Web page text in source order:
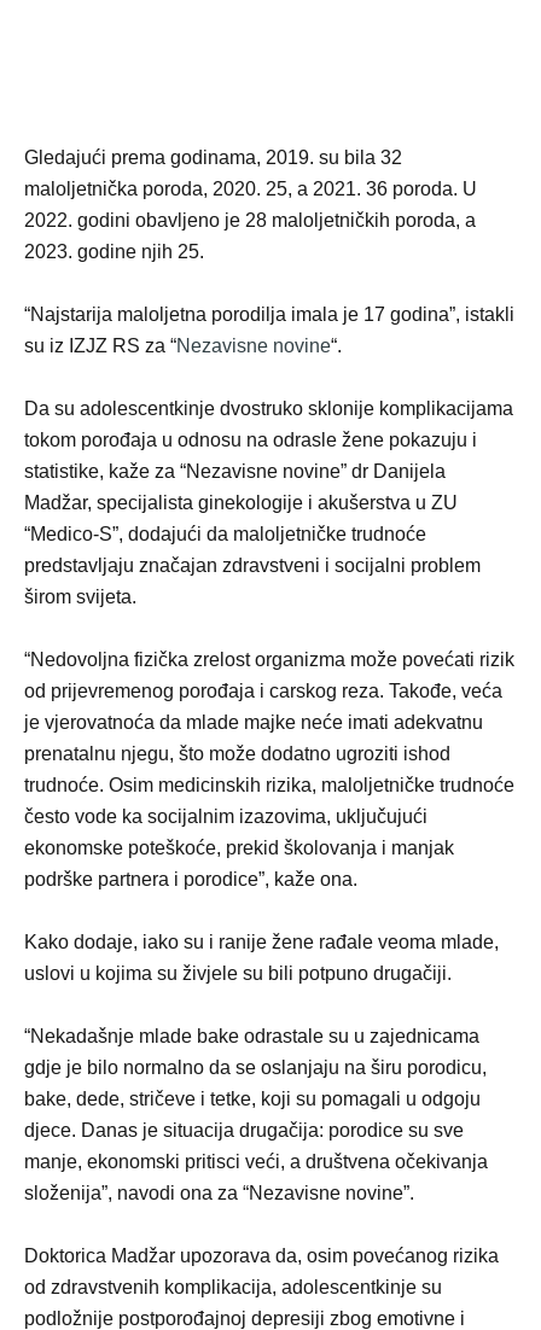
Gledajući prema godinama, 2019. su bila 32
maloljetnička poroda, 2020. 25, a 2021. 36 poroda. U
2022. godini obavljeno je 28 maloljetničkih poroda, a
2023. godine njih 25.
“Najstarija maloljetna porodilja imala je 17 godina”, istakli
su iz IZJZ RS za “Nezavisne novine“.
Da su adolescentkinje dvostruko sklonije komplikacijama
tokom porođaja u odnosu na odrasle žene pokazuju i
statistike, kaže za “Nezavisne novine” dr Danijela
Madžar, specijalista ginekologije i akušerstva u ZU
“Medico-S”, dodajući da maloljetničke trudnoće
predstavljaju značajan zdravstveni i socijalni problem
širom svijeta.
“Nedovoljna fizička zrelost organizma može povećati rizik
od prijevremenog porođaja i carskog reza. Takođe, veća
je vjerovatnoća da mlade majke neće imati adekvatnu
prenatalnu njegu, što može dodatno ugroziti ishod
trudnoće. Osim medicinskih rizika, maloljetničke trudnoće
često vode ka socijalnim izazovima, uključujući
ekonomske poteškoće, prekid školovanja i manjak
podrške partnera i porodice”, kaže ona.
Kako dodaje, iako su i ranije žene rađale veoma mlade,
uslovi u kojima su živjele su bili potpuno drugačiji.
“Nekadašnje mlade bake odrastale su u zajednicama
gdje je bilo normalno da se oslanjaju na širu porodicu,
bake, dede, stričeve i tetke, koji su pomagali u odgoju
djece. Danas je situacija drugačija: porodice su sve
manje, ekonomski pritisci veći, a društvena očekivanja
složenija”, navodi ona za “Nezavisne novine”.
Doktorica Madžar upozorava da, osim povećanog rizika
od zdravstvenih komplikacija, adolescentkinje su
podložnije postporođajnoj depresiji zbog emotivne i